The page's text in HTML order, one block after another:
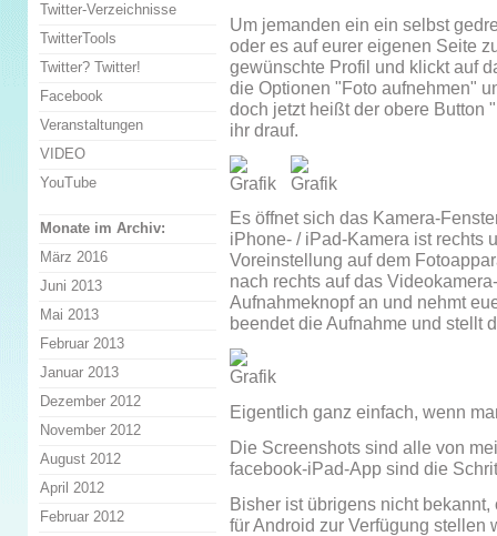
Um jemanden ein ein selbst
oder es auf eurer eigenen Seite
gewünschte Profil und klickt auf
die Optionen "Foto aufnehmen"
doch jetzt heißt der obere Button
ihr drauf.
Es öffnet sich das Kamera-
iPhone- / iPad-Kamera ist rechts
Voreinstellung auf dem
nach rechts auf das
Aufnahmeknopf an und nehmt
beendet die Aufnahme und stellt
Eigentlich ganz einfach, wenn
Die Screenshots sind alle von
facebook-iPad-App sind die
Bisher ist übrigens nicht
für Android zur Verfügung stellen
Twitter-Verzeichnisse
TwitterTools
Twitter? Twitter!
Facebook
Veranstaltungen
VIDEO
YouTube
Monate im Archiv:
März 2016
Juni 2013
Mai 2013
Februar 2013
Januar 2013
Dezember 2012
November 2012
August 2012
April 2012
Februar 2012